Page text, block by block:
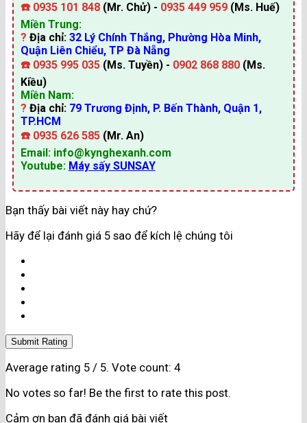
☎️ 0935 101 848 (Mr. Chử) - 0935 449 959(Ms. Huế)
Miền Trung:
? Địa chỉ: 32 Lý Chính Thắng, Phường Hòa Minh,
Quận Liên Chiểu, TP Đà Nẵng
☎️ 0935 995 035 (Ms. Tuyền) - 0902 868 880(Ms.
Kiều)
Miền Nam:
? Địa chỉ: 79 Trương Định, P. Bến Thành, Quận 1,
TP.HCM
☎️ 0935 626 585 (Mr. An)
Email: info@kynghexanh.com
Youtube: Máy sấy SUNSAY
Bạn thấy bài viết này hay chứ?
Hãy để lại đánh giá 5 sao để kích lệ chúng tôi
Submit Rating
Average rating 5 / 5. Vote count: 4
No votes so far! Be the first to rate this post.
Cảm ơn bạn đã đánh giá bài viết